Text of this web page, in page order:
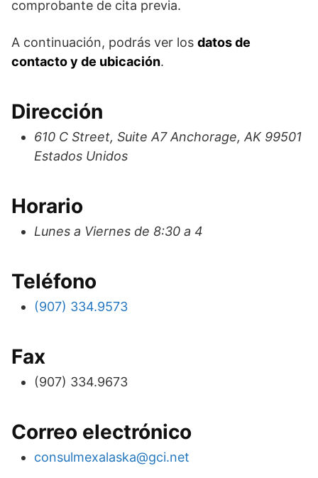
comprobante de cita previa.
A continuación, podrás ver los datos de
contacto y de ubicación.
Dirección
610 C Street, Suite A7 Anchorage, AK 99501
Estados Unidos
Horario
Lunes a Viernes de 8:30 a 4
Teléfono
(907) 334.9573
Fax
(907) 334.9673
Correo electrónico
consulmexalaska@gci.net